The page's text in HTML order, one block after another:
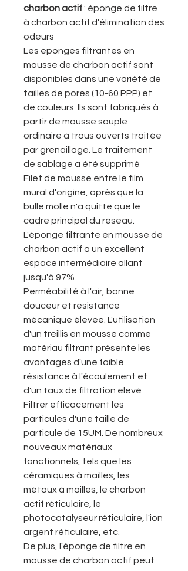
charbon actif: éponge de filtre
à charbon actif d'élimination des
odeurs
Les éponges filtrantes en
mousse de charbon actif sont
disponibles dans une variété de
tailles de pores (10-60 PPP) et
de couleurs. Ils sont fabriqués à
partir de mousse souple
ordinaire à trous ouverts traitée
par grenaillage. Le traitement
de sablage a été supprimé
Filet de mousse entre le film
mural d'origine, après que la
bulle molle n'a quitté que le
cadre principal du réseau.
L'éponge filtrante en mousse de
charbon actif a un excellent
espace intermédiaire allant
jusqu'à 97%
Perméabilité à l'air, bonne
douceur et résistance
mécanique élevée. L'utilisation
d'un treillis en mousse comme
matériau filtrant présente les
avantages d'une faible
résistance à l'écoulement et
d'un taux de filtration élevé
Filtrer efficacement les
particules d'une taille de
particule de 15UM. De nombreux
nouveaux matériaux
fonctionnels, tels que les
céramiques à mailles, les
métaux à mailles, le charbon
actif réticulaire, le
photocatalyseur réticulaire, l'ion
argent réticulaire, etc.
De plus, l'éponge de filtre en
mousse de charbon actif peut